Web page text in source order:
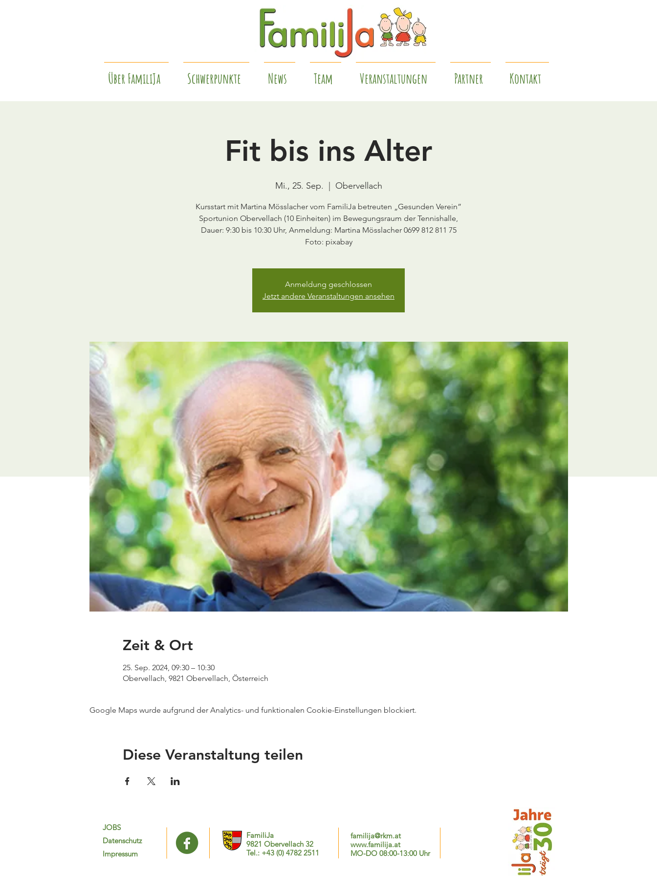
Über FamiliJa Schwerpunkte News Team Veranstaltungen Partner Kontakt
Fit bis ins Alter
Mi., 25. Sep. Obervellach
Kursstart mit Martina Mösslacher vom FamiliJa betreuten „Gesunden Verein”
Sportunion Obervellach (10 Einheiten) im Bewegungsraum der Tennishalle,
Dauer: 9:30 bis 10:30 Uhr, Anmeldung: Martina Mösslacher 0699 812 811 75
Foto: pixabay
Anmeldung geschlossen
Jetzt andere Veranstaltungen ansehen
Zeit & Ort
25. Sep. 2024, 09:30 – 10:30
Obervellach, 9821 Obervellach, Österreich
Google Maps wurde aufgrund der Analytics- und funktionalen Cookie-Einstellungen blockiert.
Diese Veranstaltung teilen
JOBS
Datenschutz
Impressum
FamiliJa
9821 Obervellach 32
Tel.: +43 (0) 4782 2511
familija@rkm.at
www.familija.at
MO-DO 08:00-13:00 Uhr